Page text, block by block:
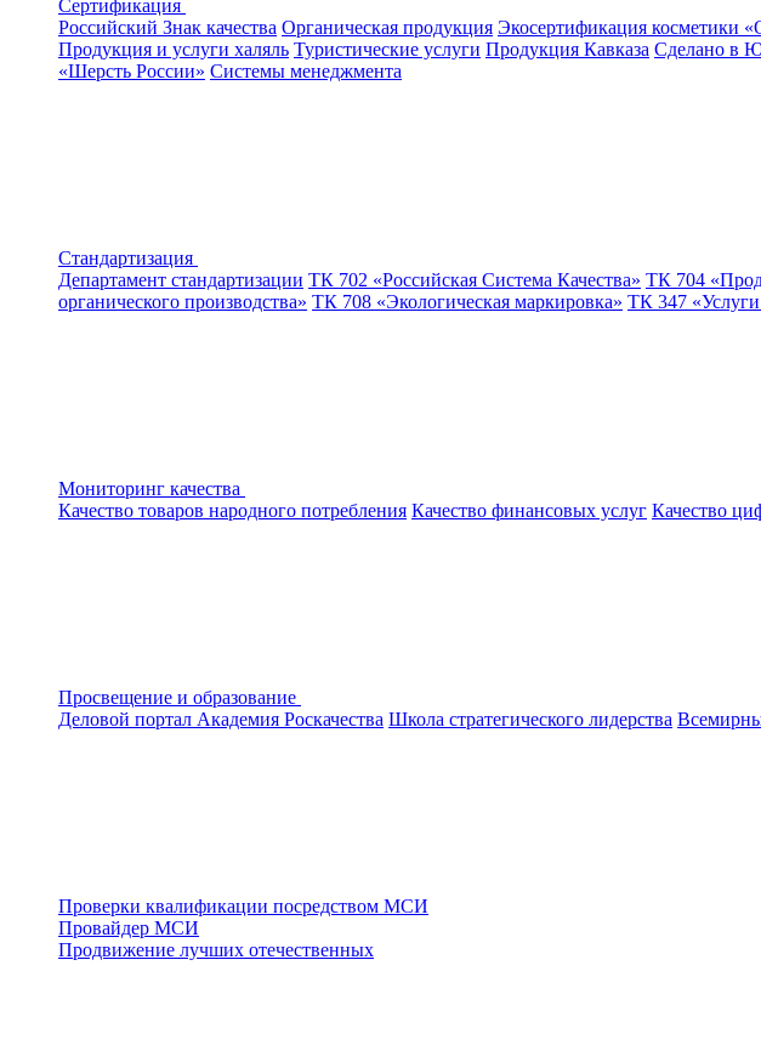
Сертификация
Российский Знак качества Органическая продукция Экосертификация косметики
Продукция и услуги халяль Туристические услуги Продукция Кавказа Сделано в
«Шерсть России» Системы менеджмента
Стандартизация
Департамент стандартизации ТК 702 «Российская Система Качества» ТК 704
органического производства» ТК 708 «Экологическая маркировка» ТК 347
Мониторинг качества
Качество товаров народного потребления Качество финансовых услуг Качество
Просвещение и образование
Деловой портал Академия Роскачества Школа стратегического лидерства
Проверки квалификации посредством МСИ
Провайдер МСИ
Продвижение лучших отечественных